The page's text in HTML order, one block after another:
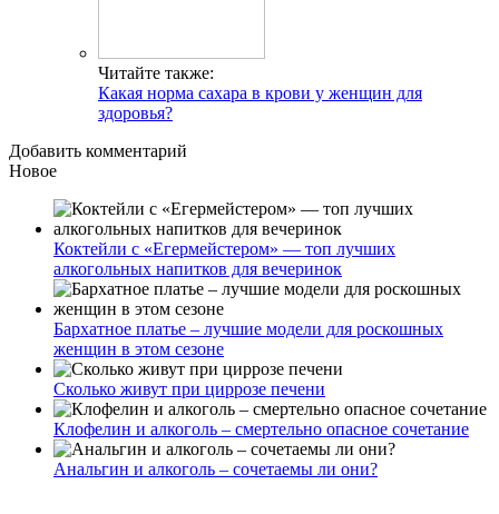
Читайте также:
Какая норма сахара в крови у женщин для
здоровья?
Добавить комментарий
Новое
Коктейли с «Егермейстером» — топ лучших
алкогольных напитков для вечеринок
Бархатное платье – лучшие модели для роскошных
женщин в этом сезоне
Сколько живут при циррозе печени
Клофелин и алкоголь – смертельно опасное сочетание
Анальгин и алкоголь – сочетаемы ли они?